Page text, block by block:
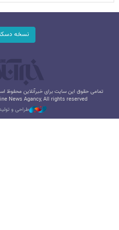
نسخه
تمامی حقوق این سایت برای خبرآنلاین محفوظ
News Agancy, All rights reserved
طراحی و